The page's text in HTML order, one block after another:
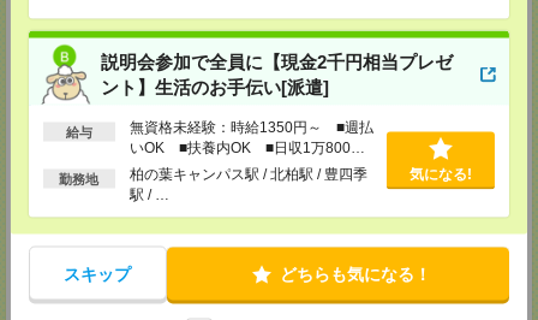
説明会参加で全員に【現金2千円相当プレゼ
ント】生活のお手伝い[派遣]
給与
無資格未経験：時給1350円～ ■週払
いOK ■扶養内OK ■日収1万800円
以上
勤務地
柏の葉キャンパス駅 / 北柏駅 / 豊四季
駅 / …
気になる!
スキップ どちらも気になる！
〒194-0022 東京都町田市森野1丁目36番14号 ビオレ町田ビル3F
TEL：042-728-3021
FAX：042-728-3025
担当：採用担当
川崎医療オフィス・横浜医療オフィス
〒210-0007 神奈川県川崎市川崎区駅前本町3-1 NMF川崎東口ビル7F
TEL：044-233-3501
FAX：044-233-4305
担当：採用担当者
〒221-0835 神奈川県横浜市神奈川区鶴屋町2-23-2 TSプラザビルディング
5F